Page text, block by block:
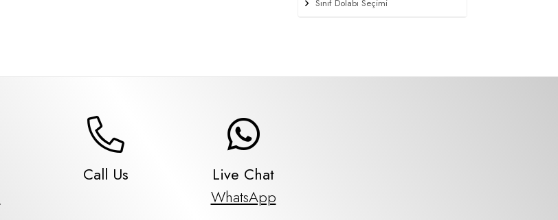
Sınıf Dolabı Seçimi
Call Us
Live Chat
WhatsApp